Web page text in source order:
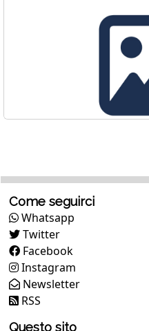
Come seguirci
Whatsapp
Twitter
Facebook
Instagram
Newsletter
RSS
Questo sito